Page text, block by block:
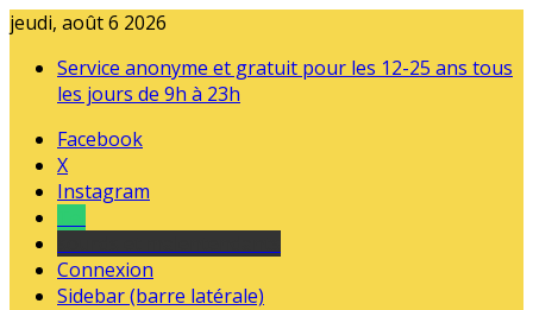
jeudi, août 6 2026
Service anonyme et gratuit pour les 12-25 ans tous
les jours de 9h à 23h
Facebook
X
Instagram
Connexion
Sidebar (barre latérale)